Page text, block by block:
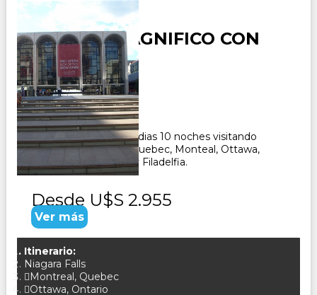
CANADA MAGNIFICO CON
NYC
Duración:
11Días10Noches
Paquete Turisco de 11 dias 10 noches visitando
Nueva York, Boston, Quebec, Monteal, Ottawa,
Toronto, Washington y Filadelfia.
Desde U$S 2.955
Ver más
Itinerario:
Niagara Falls
Montreal, Quebec
Ottawa, Ontario